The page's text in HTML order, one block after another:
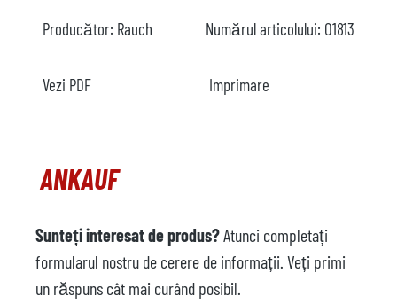
Producător: Rauch Numărul articolului: O1813
Vezi PDF Imprimare
ANKAUF
Sunteți interesat de produs?Atunci completați
formularul nostru de cerere de informații. Veți primi
un răspuns cât mai curând posibil.